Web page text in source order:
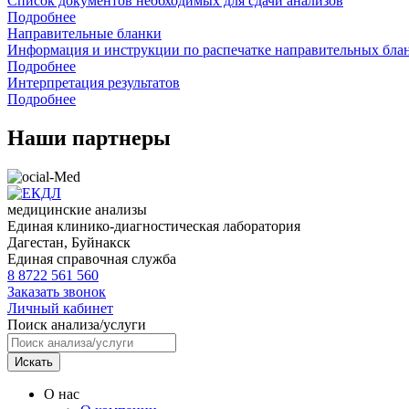
Подробнее
Направительные бланки
Информация и инструкции по распечатке направительных
Подробнее
Интерпретация результатов
Подробнее
Наши партнеры
медицинские анализы
Единая клинико-диагностическая лаборатория
Дагестан, Буйнакск
Единая справочная служба
8 8722 561 560
Заказать звонок
Личный кабинет
Поиск анализа/услуги
Искать
О нас